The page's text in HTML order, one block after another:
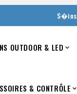
OUTDOOR & LED 
& CONTRÔLE 